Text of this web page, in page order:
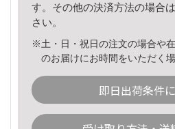
す。その他の決済方法の場合は
さい。
※土・日・祝日の注文の場合や
のお届けにお時間をいただく
即日出荷条件